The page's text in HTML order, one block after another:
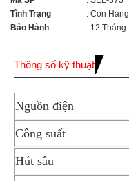
Tình Trạng
: Còn Hàng
Bảo Hành
: 12 Tháng
Thông số kỹ thuật
Nguồn điện
Công suất
Hút sâu